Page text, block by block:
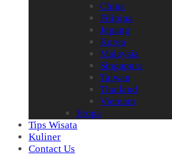
China
Filipina
Jepang
Korea
Malaysia
Singapura
Taiwan
Thailand
Vietnam
Eropa
Tips Wisata
Kuliner
Contact Us